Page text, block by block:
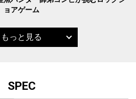
ョアゲーム
もっと見る
SPEC